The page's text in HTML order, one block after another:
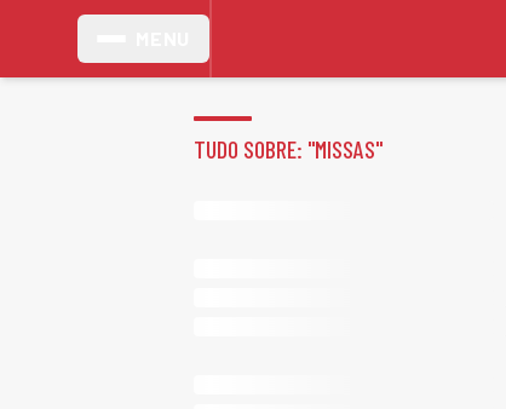
TUDO SOBRE: "MISSAS"